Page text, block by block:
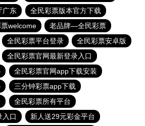
广东
全民彩票版本官方下载
welcome
老品牌—全民彩票
全民彩票平台登录
全民彩票安卓版
全民彩票官网最新登录入口
全民彩票官网app下载安装
三分钟彩票app下载
全民彩票所有平台
入口
新人送29元彩金平台